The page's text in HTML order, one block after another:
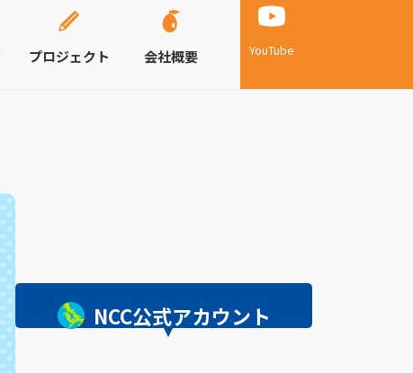
YouTube
プロジェクト 会社概要
NCC公式アカウント